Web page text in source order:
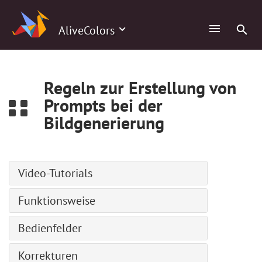
AliveColors
Regeln zur Erstellung von
Prompts bei der
Bildgenerierung
Video-Tutorials
Pfadtext-Werkzeug
Comic-Porträt
Benutzerdefinierte Pinsel erstellen
ABR-Pinsel laden
Funktionsweise
Installation unter Windows
Installation unter Mac
Installation unter Linux
Bedienfelder
Navigator
Korrekturen